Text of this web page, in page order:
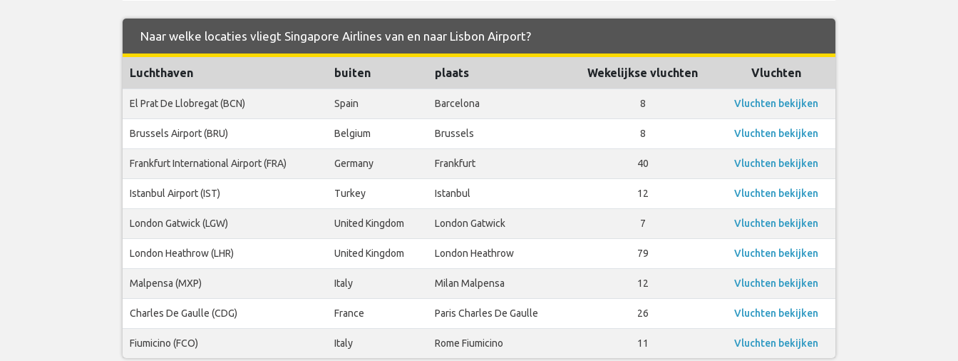
Naar welke locaties vliegt Singapore Airlines van en naar Lisbon Airport?
Luchthaven buiten plaats Wekelijkse vluchten Vluchten
El Prat De Llobregat (BCN) Spain Barcelona 8 Vluchten bekijken
Brussels Airport (BRU) Belgium Brussels 8 Vluchten bekijken
Frankfurt International Airport (FRA) Germany Frankfurt 40 Vluchten bekijken
Istanbul Airport (IST) Turkey Istanbul 12 Vluchten bekijken
London Gatwick (LGW) United Kingdom London Gatwick 7 Vluchten bekijken
London Heathrow (LHR) United Kingdom London Heathrow 79 Vluchten bekijken
Malpensa (MXP) Italy Milan Malpensa 12 Vluchten bekijken
Charles De Gaulle (CDG) France Paris Charles De Gaulle 26 Vluchten bekijken
Fiumicino (FCO) Italy Rome Fiumicino 11 Vluchten bekijken